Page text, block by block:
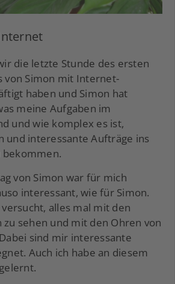
die letzte Stunde des ersten
von Simon mit Internet-
haben und Simon hat
meine Aufgaben im
und wie komplex es ist,
und interessante Aufträge ins
von Simon war für mich
interessant, wie für Simon.
alles mal mit den
zu sehen und mit den Ohren von
sind mir interessante
Auch ich habe an diesem